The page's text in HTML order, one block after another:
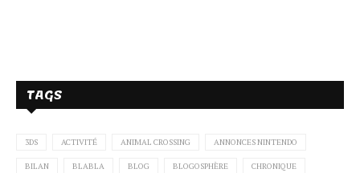
TAGS
3DS ACTIVITÉ ANIMAL CROSSING ANNONCES NINTENDO
BILAN BLABLA BLOG BLOGOSPHÈRE CHRONIQUE